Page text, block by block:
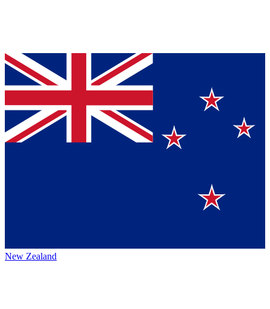
New Zealand